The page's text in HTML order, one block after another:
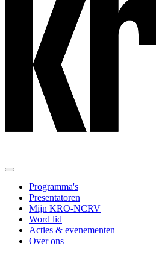
Programma's
Presentatoren
Mijn KRO-NCRV
Word lid
Acties & evenementen
Over ons